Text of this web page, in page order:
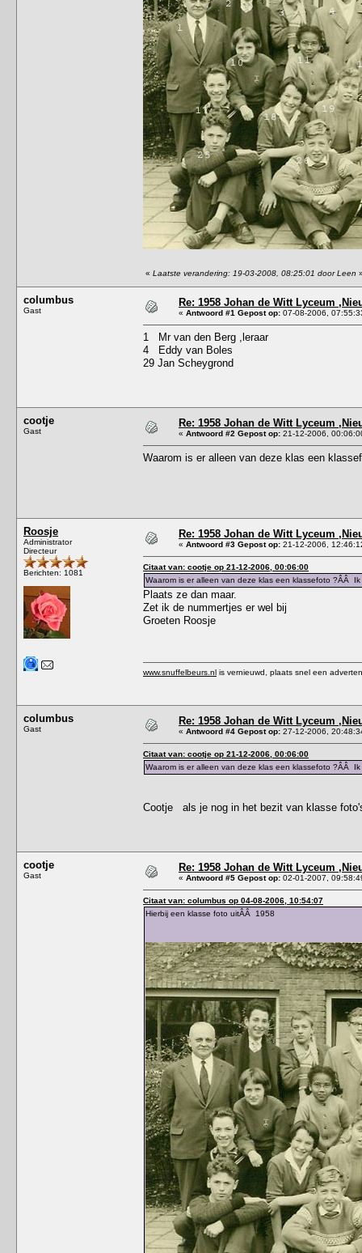
« Laatste verandering: 19-03-2008, 08:25:01 door Leen
columbus
Gast
Re: 1958 Johan de Witt Lyceum
« Antwoord #1 Gepost op: 07-08-2006,
1 Mr van den Berg ,leraar
4 Eddy van Boles
29 Jan Scheygrond
cootje
Gast
Re: 1958 Johan de Witt Lyceum
« Antwoord #2 Gepost op: 21-12-2006,
Waarom is er alleen van deze klas een
Roosje
Administrator
Directeur
Berichten: 1081
Re: 1958 Johan de Witt Lyceum
« Antwoord #3 Gepost op: 21-12-2006,
Citaat van: cootje op 21-12-2006, 00:06:00
Waarom is er alleen van deze klas een klassefoto ?ÂÂ
Plaats ze dan maar.
Zet ik de nummertjes er wel bij
Groeten Roosje
www.snuffelbeurs.nl is vernieuwd, plaats snel een
columbus
Gast
Re: 1958 Johan de Witt Lyceum
« Antwoord #4 Gepost op: 27-12-2006,
Citaat van: cootje op 21-12-2006, 00:06:00
Waarom is er alleen van deze klas een klassefoto ?ÂÂ
Cootje als je nog in het bezit van klasse
cootje
Gast
Re: 1958 Johan de Witt Lyceum
« Antwoord #5 Gepost op: 02-01-2007,
Citaat van: columbus op 04-08-2006, 10:54:07
Hierbij een klasse foto uitÂÂ 1958